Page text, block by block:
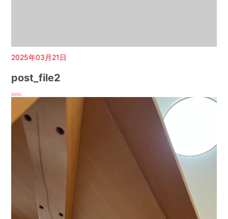
2025年03月21日
post_file2